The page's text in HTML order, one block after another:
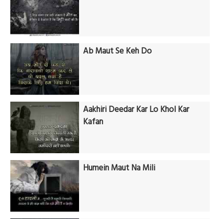
Ab Maut Se Keh Do
Aakhiri Deedar Kar Lo Khol Kar
Kafan
Humein Maut Na Mili